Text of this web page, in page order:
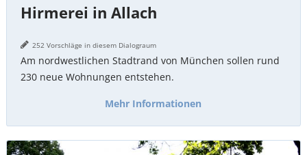
Hirmerei in Allach
252 Vorschläge in diesem Dialograum
Am nordwestlichen Stadtrand von München sollen rund
230 neue Wohnungen entstehen.
Mehr Informationen
Wasserburger